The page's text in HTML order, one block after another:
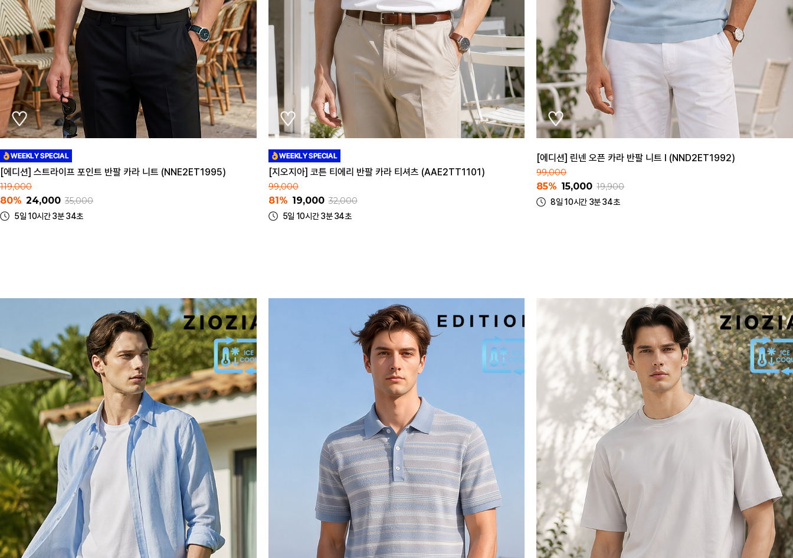
[에디션] 스트라이프 포인트 반팔 카라 니트 (NNE2ET1995)
119,000
80% 24,000 35,000
5일 10시간 3분 34초
[지오지아] 코튼 티에리 반팔 카라 티셔츠 (AAE2TT1101)
99,000
81% 19,000 32,000
5일 10시간 3분 34초
[에디션] 린넨 오픈 카라 반팔 니트 I (NND2ET1992)
99,000
85% 15,000 19,900
8일 10시간 3분 34초